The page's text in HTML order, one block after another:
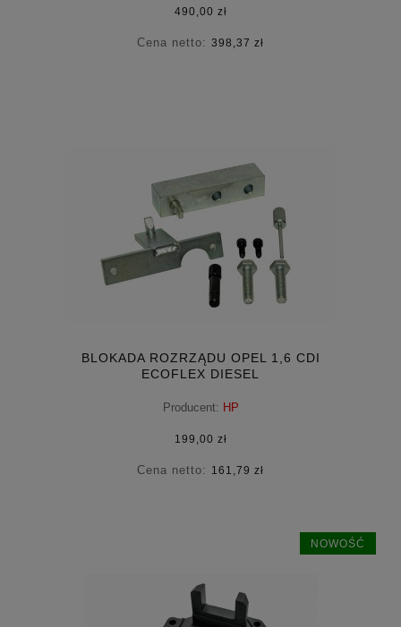
490,00 zł
Cena netto: 398,37 zł
BLOKADA ROZRZĄDU OPEL 1,6 CDI
ECOFLEX DIESEL
Producent: HP
199,00 zł
Cena netto: 161,79 zł
NOWOŚĆ